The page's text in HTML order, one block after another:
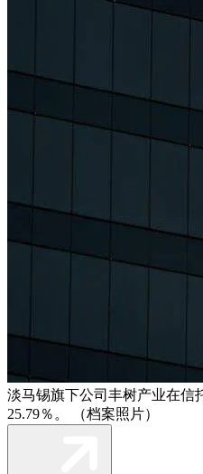
淡马锡旗下公司丰树产业在信
25.79％。 （档案照片）